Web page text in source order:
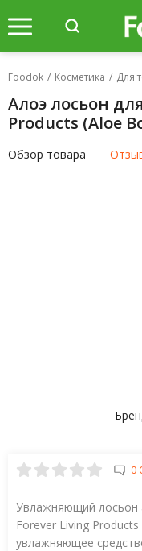
Foodok / Косметика / Для
Алоэ лосьон
Products (Aloe
Обзор товара
0
Увлажняющий лосьон
Forever Living
увлажняющее